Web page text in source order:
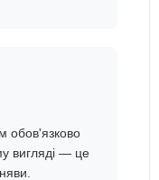
обов'язково
вигляді — це